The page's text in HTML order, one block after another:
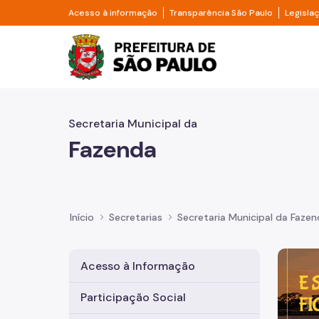
Pular para o Conteúdo principal
Acesso à informação Divisor de acesso à informação
Transparência São Paulo Divisor
Prefeitura de São
Secretaria Municipal da
Fazenda
Início Secretarias Secretaria Municipal da
Acesso à Informação
Participação Social